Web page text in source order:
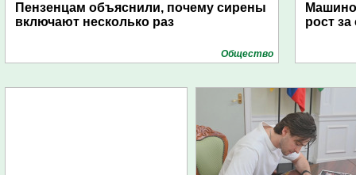
Пензенцам объяснили, почему сирены
включают несколько раз
Общество
рост за